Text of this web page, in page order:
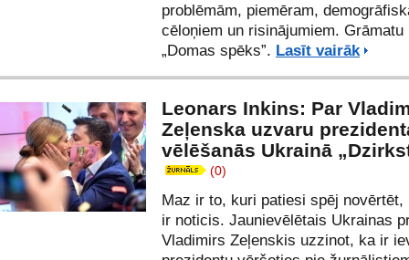
problēmām, piemēram,
cēloņiem un risinājumiem. Grāmatu
„Domas spēks”. Lasīt vairāk
Leonars Inkins: Par
Zeļenska uzvaru
vēlēšanās Ukrainā
(0)
Maz ir to, kuri patiesi spēj novērtēt,
ir noticis. Jaunievēlētais Ukrainas
Vladimirs Zeļenskis uzzinot, ka ir